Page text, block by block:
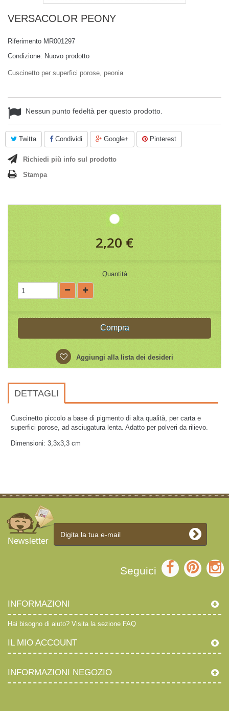
VERSACOLOR PEONY
Riferimento MR001297
Condizione: Nuovo prodotto
Cuscinetto per superfici porose, peonia
Nessun punto fedeltà per questo prodotto.
Twitta Condividi Google+ Pinterest
Richiedi più info sul prodotto
Stampa
2,20 €
Quantità
Compra
Aggiungi alla lista dei desideri
DETTAGLI
Cuscinetto piccolo a base di pigmento di alta qualità, per carta e
superfici porose, ad asciugatura lenta. Adatto per polveri da rilievo.
Dimensioni: 3,3x3,3 cm
Newsletter
Seguici
INFORMAZIONI
Hai bisogno di aiuto? Visita la sezione FAQ
IL MIO ACCOUNT
INFORMAZIONI NEGOZIO